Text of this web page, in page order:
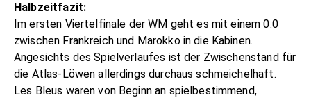
Halbzeitfazit:
Im ersten Viertelfinale der WM geht es mit einem 0:0
zwischen Frankreich und Marokko in die Kabinen.
Angesichts des Spielverlaufes ist der Zwischenstand für
die Atlas-Löwen allerdings durchaus schmeichelhaft.
Les Bleus waren von Beginn an spielbestimmend,